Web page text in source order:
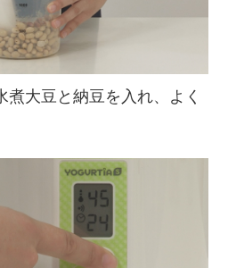
煮大豆と納豆を入れ、よく